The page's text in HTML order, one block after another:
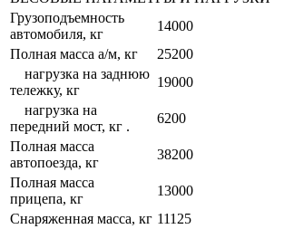
Грузоподъемность
автомобиля, кг
14000
Полная масса а/м, кг
25200
нагрузка на заднюю
тележку, кг
19000
нагрузка на
передний мост, кг .
6200
Полная масса
автопоезда, кг
38200
Полная масса
прицепа, кг
13000
Снаряженная масса, кг 11125